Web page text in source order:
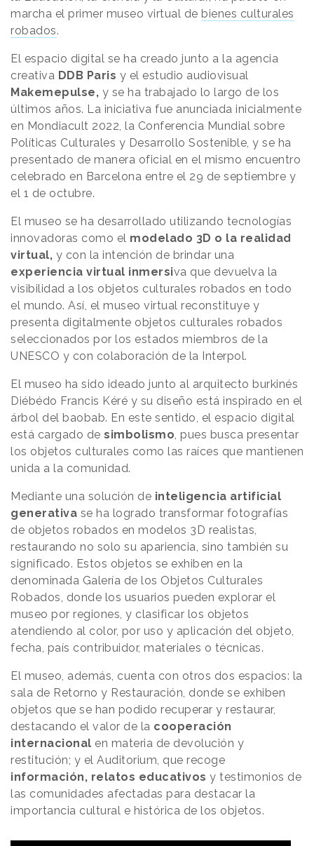
marcha el primer museo virtual de bienes culturales
robados.
El espacio digital se ha creado junto a la agencia
creativa DDB Paris y el estudio audiovisual
Makemepulse, y se ha trabajado lo largo de los
últimos años. La iniciativa fue anunciada inicialmente
en Mondiacult 2022, la Conferencia Mundial sobre
Políticas Culturales y Desarrollo Sostenible, y se ha
presentado de manera oficial en el mismo encuentro
celebrado en Barcelona entre el 29 de septiembre y
el 1 de octubre.
El museo se ha desarrollado utilizando tecnologías
innovadoras como el modelado 3D o la realidad
virtual, y con la intención de brindar una
experiencia virtual inmersiva que devuelva la
visibilidad a los objetos culturales robados en todo
el mundo. Así, el museo virtual reconstituye y
presenta digitalmente objetos culturales robados
seleccionados por los estados miembros de la
UNESCO y con colaboración de la Interpol.
El museo ha sido ideado junto al arquitecto burkinés
Diébédo Francis Kéré y su diseño está inspirado en el
árbol del baobab. En este sentido, el espacio digital
está cargado de simbolismo , pues busca presentar
los objetos culturales como las raíces que mantienen
unida a la comunidad.
Mediante una solución de inteligencia artificial
generativa se ha logrado transformar fotografías
de objetos robados en modelos 3D realistas,
restaurando no solo su apariencia, sino también su
significado. Estos objetos se exhiben en la
denominada Galería de los Objetos Culturales
Robados, donde los usuarios pueden explorar el
museo por regiones, y clasificar los objetos
atendiendo al color, por uso y aplicación del objeto,
fecha, país contribuidor, materiales o técnicas.
El museo, además, cuenta con otros dos espacios: la
sala de Retorno y Restauración, donde se exhiben
objetos que se han podido recuperar y restaurar,
destacando el valor de la cooperación
internacional en materia de devolución y
restitución; y el Auditorium, que recoge
información, relatos educativos y testimonios de
las comunidades afectadas para destacar la
importancia cultural e histórica de los objetos.